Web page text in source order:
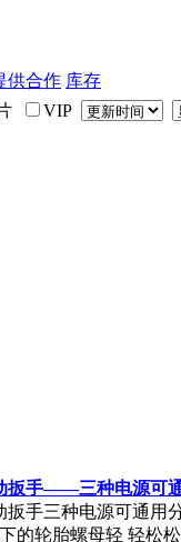
供合作 库存
VIP
扳手——三种电源可
扳手三种电源可通用
的轮胎螺母轻 轻松